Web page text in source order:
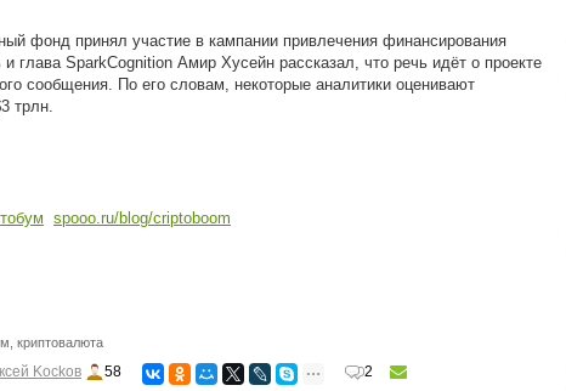
фонд принял участие в кампании привлечения финансирования
глава SparkCognition Амир Хусейн рассказал, что речь идёт о проекте
сообщения. По его словам, некоторые аналитики оценивают
трлн.
spooo.ru/blog/criptoboom
криптовалюта
Kockoв 58 2